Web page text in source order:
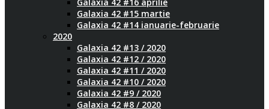
Galaxia 42 #15 martie
Galaxia 42 #14 ianuarie-februarie
2020
Galaxia 42 #13 / 2020
Galaxia 42 #12 / 2020
Galaxia 42 #11 / 2020
Galaxia 42 #10 / 2020
Galaxia 42 #9 / 2020
Galaxia 42 #8 / 2020